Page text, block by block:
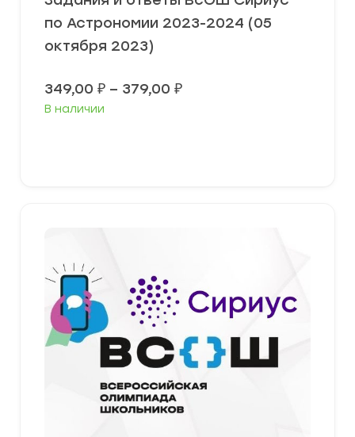
по Астрономии 2023-2024 (05
октября 2023)
349,00 ₽ – 379,00 ₽Диапазон
В наличии